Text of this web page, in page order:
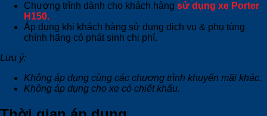
Chương trình dành cho khách hàng sử dụng xe Porter
H150.
Áp dụng khi khách hàng sử dụng dịch vụ & phụ tùng
chính hãng có phát sinh chi phí.
Lưu ý:
Không áp dụng cùng các chương trình khuyến mãi khác.
Không áp dụng cho xe có chiết khấu.